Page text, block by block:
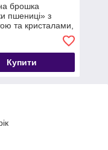
брошка
пшениці» з
та кристалами,
Купити